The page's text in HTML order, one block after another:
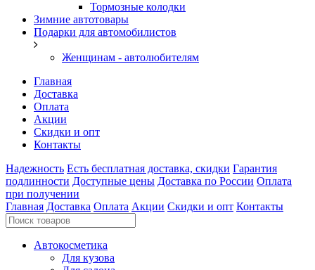
Тормозные колодки
Зимние автотовары
Подарки для автомобилистов
Женщинам - автолюбителям
Главная
Доставка
Оплата
Акции
Скидки и опт
Контакты
Надежность Есть бесплатная доставка, скидки Гарантия
подлинности Доступные цены Доставка по России Оплата
при получении
Главная Доставка Оплата Акции Скидки и опт Контакты
Автокосметика
Для кузова